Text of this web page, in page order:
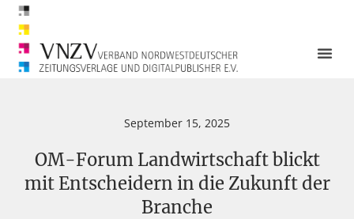
September 15, 2025
OM-Forum Landwirtschaft blickt
mit Entscheidern in die Zukunft der
Branche